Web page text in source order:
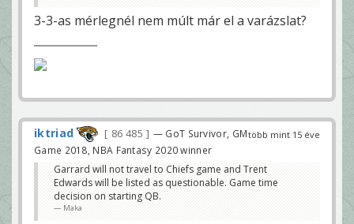
3-3-as mérlegnél nem múlt már el a varázslat?
több mint 15 éve
iktriad 86 485
— GoT Survivor, GM
Game 2018, NBA Fantasy 2020 winner
Garrard will not travel to Chiefs game and Trent
Edwards will be listed as questionable. Game time
decision on starting QB.
Maka